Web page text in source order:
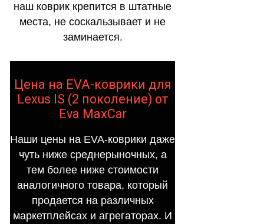
наш коврик крепится в штатные
места, не соскальзывает и не
заминается.
Цена на EVA-коврики для
Lexus IS (2 поколение) от
Eva MaxCar
Наши цены на EVA-коврики даже
чуть ниже среднерыночных, а
тем более ниже стоимости
аналогичного товара, который
продается на различных
маркетплейсах и агрегаторах. И